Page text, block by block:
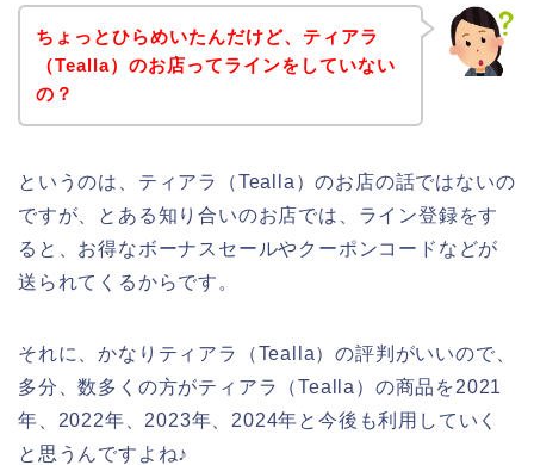
ちょっとひらめいたんだけど、ティアラ
（Tealla）のお店ってラインをしていない
の？
というのは、ティアラ（Tealla）のお店の話ではないの
ですが、とある知り合いのお店では、ライン登録をす
ると、お得なボーナスセールやクーポンコードなどが
送られてくるからです。
それに、かなりティアラ（Tealla）の評判がいいので、
多分、数多くの方がティアラ（Tealla）の商品を2021
年、2022年、2023年、2024年と今後も利用していく
と思うんですよね♪